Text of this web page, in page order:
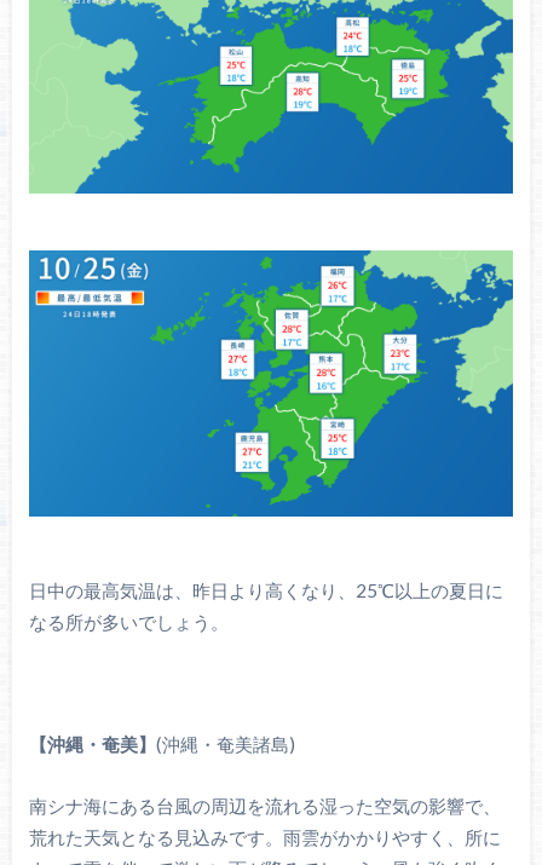
日中の最高気温は、昨日より高くなり、25℃以上の夏日に
なる所が多いでしょう。
【沖縄・奄美】 (沖縄・奄美諸島)
南シナ海にある台風の周辺を流れる湿った空気の影響で、
荒れた天気となる見込みです。雨雲がかかりやすく、所に